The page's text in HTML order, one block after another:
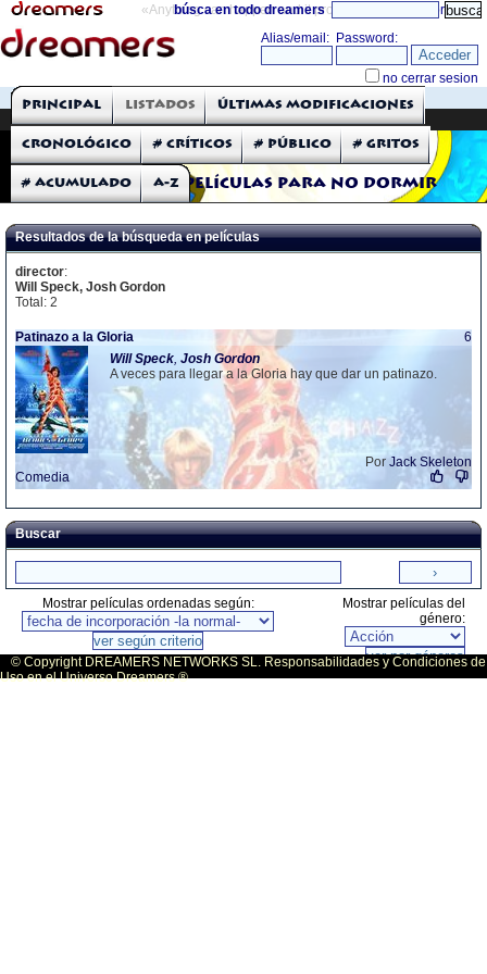
«Anything can happen and it probably will» directorio
búsca en todo dreamers
THE DREAMERS
Críticas: Películas
Películas para no dormir
Principal Listados Últimas modificaciones
Cronológico # Críticos # Público # Gritos
# Acumulado A-Z
Resultados de la búsqueda en películas
director:
Will Speck, Josh Gordon
Total: 2
Patinazo a la Gloria
6
Will Speck, Josh Gordon
A veces para llegar a la Gloria hay que dar un patinazo.
Por Jack Skeleton
Comedia
Buscar
Mostrar películas ordenadas según:
Mostrar películas del
género:
© Copyright DREAMERS NETWORKS SL. Responsabilidades y Condiciones de
Uso en el Universo Dreamers ®